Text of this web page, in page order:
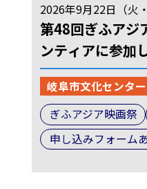
2026年9月22日（火
第48回ぎふア
ンティアに参加
岐阜市文化センター
ぎふアジア映画祭
申し込みフォーム